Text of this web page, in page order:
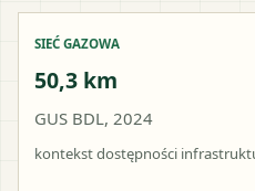
SIEĆ GAZOWA
50,3 km
GUS BDL, 2024
kontekst dostępności